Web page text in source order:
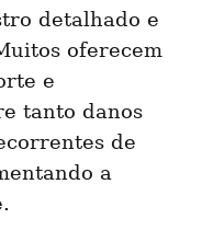
detalhado e
oferecem
e
tanto danos
de
a